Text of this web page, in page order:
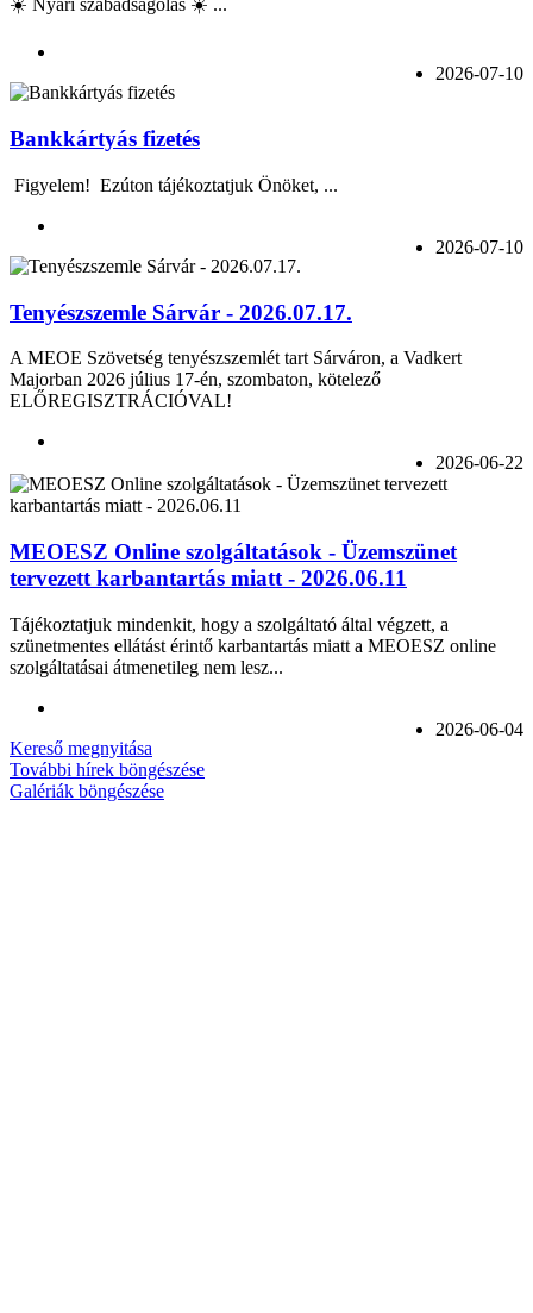
☀️ Nyári szabadságolás ☀️ ...
2026-07-10
Bankkártyás fizetés
Figyelem! Ezúton tájékoztatjuk Önöket, ...
2026-07-10
Tenyészszemle Sárvár - 2026.07.17.
A MEOE Szövetség tenyészszemlét tart Sárváron, a Vadkert
Majorban 2026 július 17-én, szombaton, kötelező
ELŐREGISZTRÁCIÓVAL!
2026-06-22
MEOESZ Online szolgáltatások - Üzemszünet
tervezett karbantartás miatt - 2026.06.11
Tájékoztatjuk mindenkit, hogy a szolgáltató által végzett, a
szünetmentes ellátást érintő karbantartás miatt a MEOESZ online
szolgáltatásai átmenetileg nem lesz...
2026-06-04
Kereső megnyitása
További hírek böngészése
Galériák böngészése